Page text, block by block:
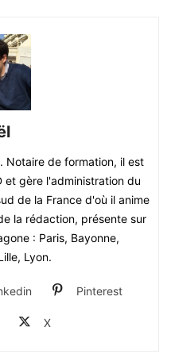
Notaire de formation, il est
et gère l'administration du
de la France d'où il anime
la rédaction, présente sur
: Paris, Bayonne,
Lyon.
Pinterest
X